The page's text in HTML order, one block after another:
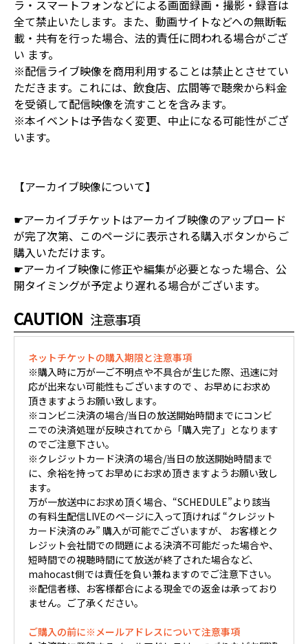
ラ・スマートフォンなどによる画面録画・撮影・録音は
全て禁止いたします。また、動画サイトなどへの無断転
載・共有を行った場合、法的責任に問われる場合がござ
い ます。
※配信ライブ映像を商用利用することは禁止とさせてい
ただきます。これには、飲食店、広間等で聴衆から料金
を受領して配信映像を流すことを含みます。
※本イベントは予告なく変更、中止になる可能性がござ
います。
【アーカイブ映像について】
☛アーカイブチケットはアーカイブ映像のアップロード
が完了次第、このページに表示される購入ボタンからご
購入いただけます。
☛アーカイブ映像に修正や編集が必要となった場合、公
開タイミングが予定より遅れる場合がございます。
CAUTION 注意事項
ネットチケットの購入期限と注意事項
※購入時に万が一ご不明点や不具合が生じた際、迅速に対
応が出来ない可能性もございますので 、お早めにお求め
頂きますようお願い致します。
※コンビニ決済の場合/当日の放送開始時間までにコンビ
ニでの決済処理が反映されてから「購入完了」となります
のでご注意下さい。
※クレジットカード決済の場合/当日の放送開始時間まで
に、余裕を持ってお早めにお求め頂きますようお願い致し
ます。
万が一放送中にお求め頂く場合、“SCHEDULE”より該当
の有料生配信LIVEのページに入って頂ければ “クレジット
カード決済のみ” 購入が可能でございますが、 お客様とク
レジット会社間での問題による決済不可能だった場合や、
短時間での視聴時間にて放送が終了された場合など、
mahocast側では責任を負い兼ねますのでご注意下さい。
※配信者様、お客様都合による現金での返金は承っており
ません。ご了承ください。
ご購入の前に※メールアドレスについて注意事項